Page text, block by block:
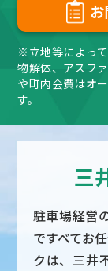
※立地等によっ
物解体、アスフ
や町内会費はオ
す。
三
駐車場経営
ですべてお
クは、三井